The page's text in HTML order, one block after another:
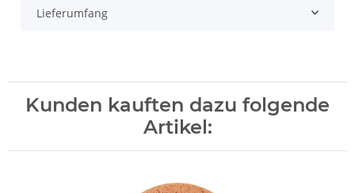
Lieferumfang
Kunden kauften dazu folgende
Artikel: